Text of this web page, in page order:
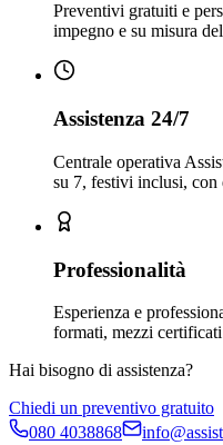
Preventivi gratuiti e
impegno e su misura
Assistenza 24/7
Centrale operativa
su 7, festivi inclusi, con
Professionalità
Esperienza e
formati, mezzi
Hai bisogno di assistenza?
Chiedi un preventivo gratuito
080 4038868